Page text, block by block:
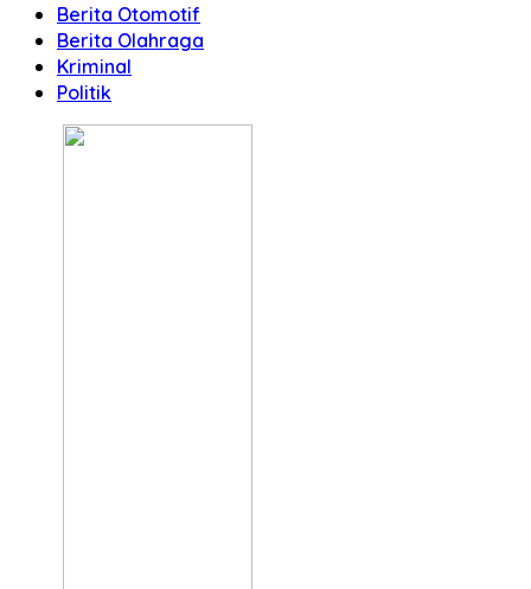
Berita Otomotif
Berita Olahraga
Kriminal
Politik